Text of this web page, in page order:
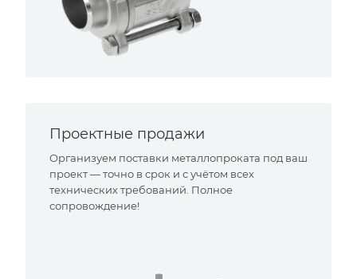
Проектные продажи
Организуем поставки металлопроката под ваш
проект — точно в срок и с учётом всех
технических требований. Полное
сопровождение!